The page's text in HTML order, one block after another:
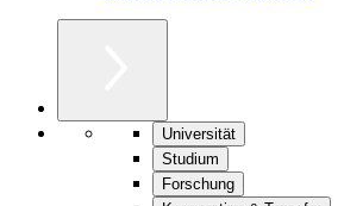
Universität
Studium
Forschung